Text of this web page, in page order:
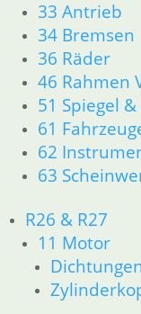
33 Antrieb
34 Bremsen
36 Räder
46 Rahmen
51 Spiegel
61
62
63
R26 & R27
11 Motor
1,60€
Artikelnummer:
inkl. MwSt.
zzgl.
Vergaser